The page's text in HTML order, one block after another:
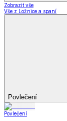
Zobrazit vše
Vše z Ložnice a spaní
Povlečení
Povlečení